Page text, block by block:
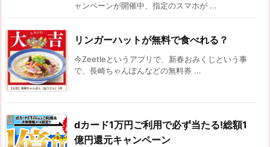
ャンペーンが開催中、指定のスマホが ...
リンガーハットが無料で食べれる？
今Zeetleというアプリで、新春おみくじという事
で、長崎ちゃんぽんなどの無料券 ...
dカード1万円ご利用で必ず当たる!総額1
億円還元キャンペーン